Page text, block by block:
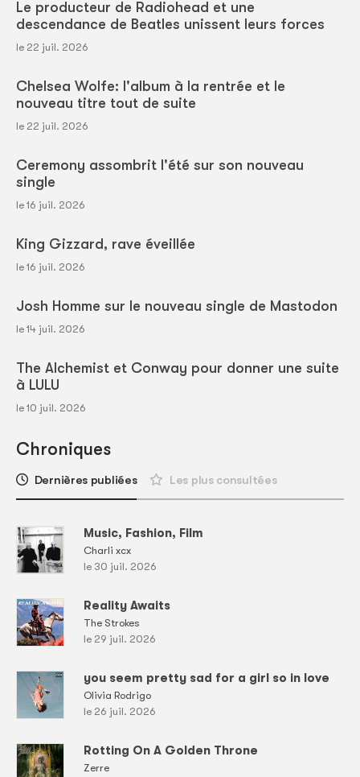
Le producteur de Radiohead et une
descendance de Beatles unissent leurs forces
le 22 juil. 2026
Chelsea Wolfe: l'album à la rentrée et le
nouveau titre tout de suite
le 22 juil. 2026
Ceremony assombrit l'été sur son nouveau
single
le 16 juil. 2026
King Gizzard, rave éveillée
le 16 juil. 2026
Josh Homme sur le nouveau single de Mastodon
le 14 juil. 2026
The Alchemist et Conway pour donner une suite
à LULU
le 10 juil. 2026
Chroniques
Dernières publiées Les plus consultées
Music, Fashion, Film
Charli xcx
le 30 juil. 2026
Reality Awaits
The Strokes
le 29 juil. 2026
you seem pretty sad for a girl so in love
Olivia Rodrigo
le 26 juil. 2026
Rotting On A Golden Throne
Zerre